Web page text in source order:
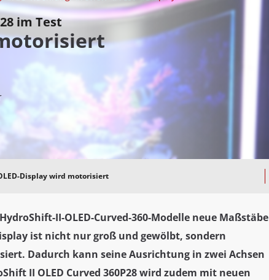
im Test
Display wird motorisiert
II-OLED-Curved-360-Modelle neue Maßstäbe
ist nicht nur groß und gewölbt, sondern
Dadurch kann seine Ausrichtung in zwei Achsen
II OLED Curved 360P28 wird zudem mit neuen